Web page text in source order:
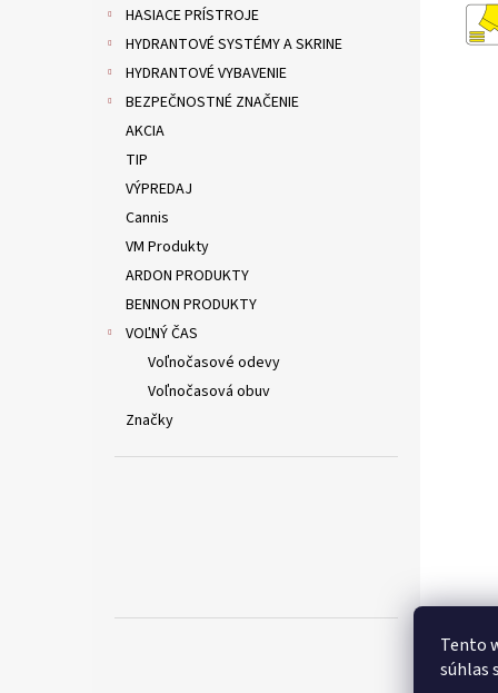
Tento
súhlas
HASIACE PRÍSTROJE
HYDRANTOVÉ SYSTÉMY A SKRINE
HYDRANTOVÉ VYBAVENIE
BEZPEČNOSTNÉ ZNAČENIE
AKCIA
TIP
VÝPREDAJ
Cannis
VM Produkty
ARDON PRODUKTY
BENNON PRODUKTY
VOĽNÝ ČAS
Voľnočasové odevy
Voľnočasová obuv
Značky